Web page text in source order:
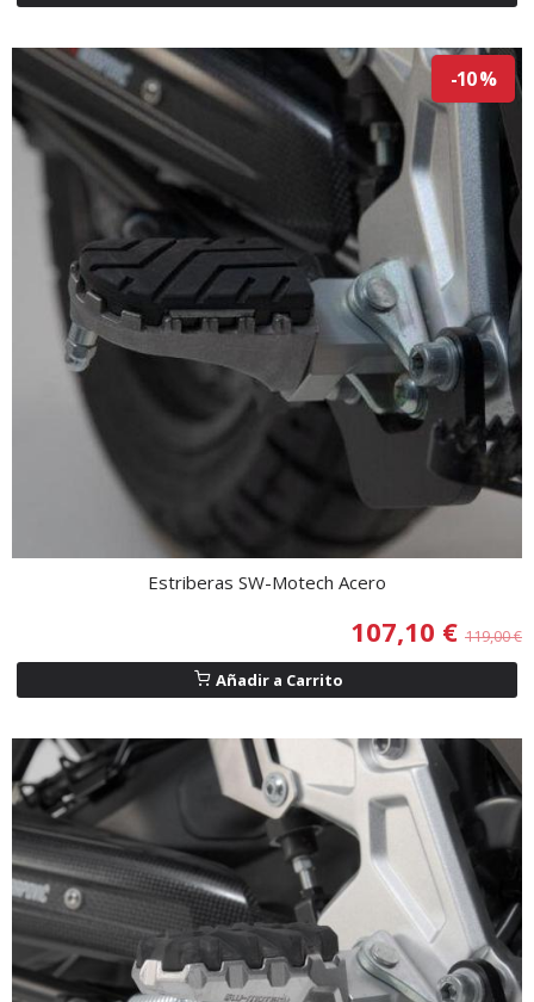
-10 %
Estriberas SW-Motech Acero
107,10 € 119,00 €
Añadir a Carrito